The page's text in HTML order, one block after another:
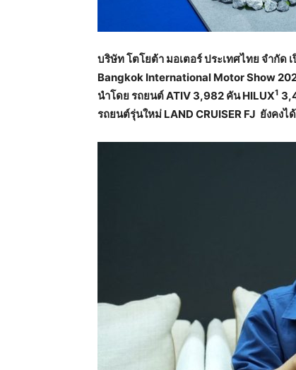
บริษัท โตโยต้า มอเตอร์ ประเทศไทย จำกัด
Bangkok International Motor Show
นำโดย รถยนต์ATIV 3,982 คัน HILUX1
รถยนต์รุ่นใหม่ LAND CRUISER FJ ยังคง